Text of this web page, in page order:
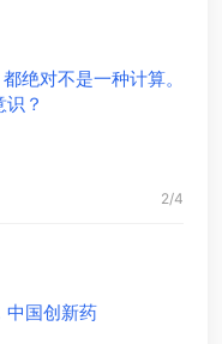
绝对不是一种计算。
？
2/4
中国创新药